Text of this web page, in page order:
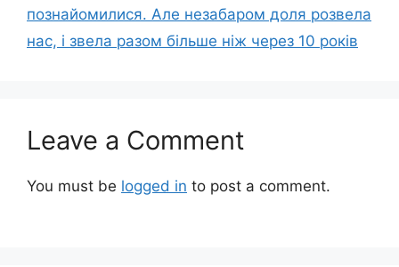
познайомилися. Але незабаром доля розвела
нас, і звела разом більше ніж через 10 років
Leave a Comment
You must be logged in to post a comment.